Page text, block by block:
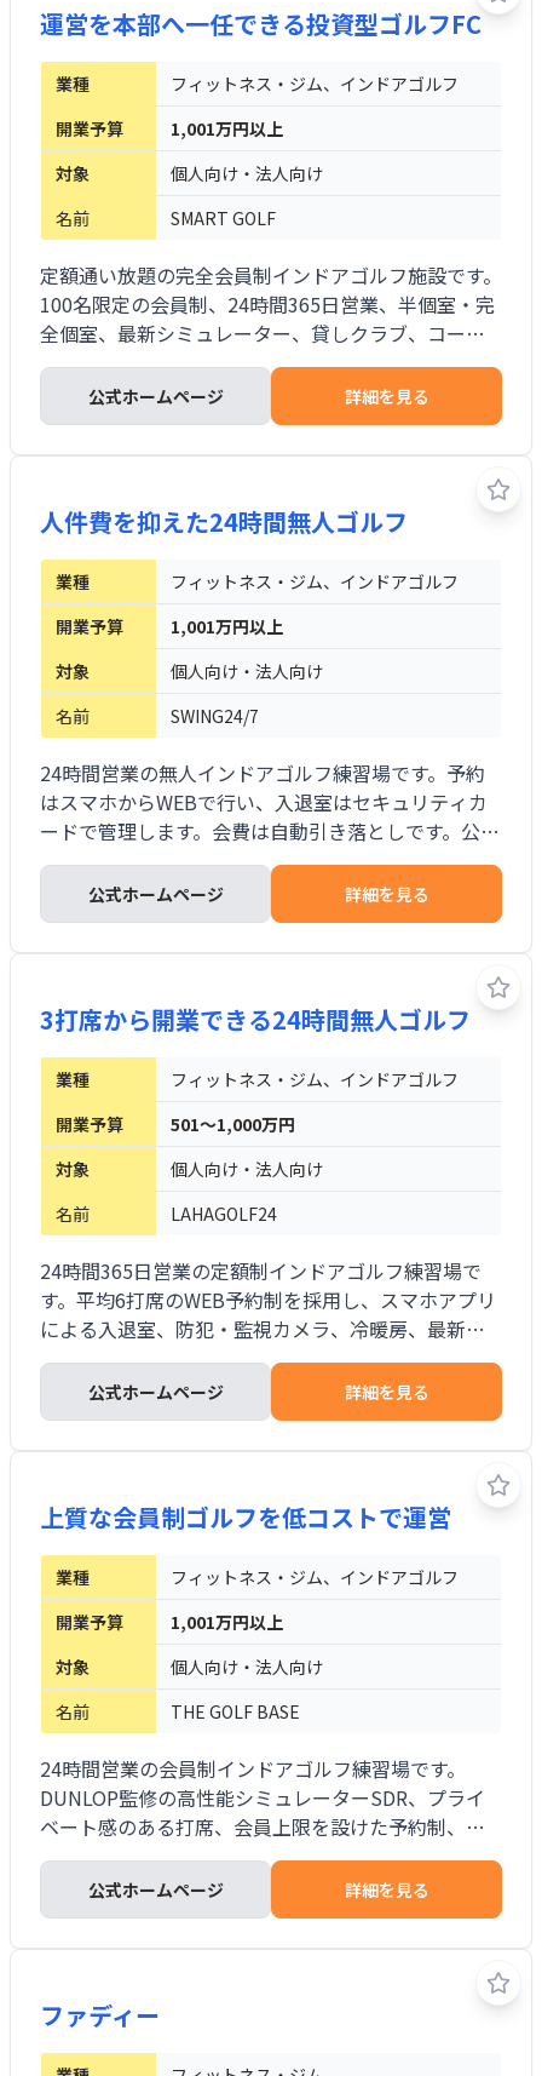
運営を本部へ一任できる投資型ゴルフFC
業種
フィットネス・ジム、インドアゴルフ
開業予算
1,001万円以上
対象
個人向け・法人向け
名前
SMART GOLF
定額通い放題の完全会員制インドアゴルフ施設です。
100名限定の会員制、24時間365日営業、半個室・完
全個室、最新シミュレーター、貸しクラブ、コーチ
とのマッチングを提供します。FCオーナーは店舗設
営、無料体験、問い合わせ対応、清掃、メンテナン
ス、顧客管理を本部へ委託できます。所有物件だけで
なく、本部が紹介する物件でも出店できます。 設備
メンテナンスとトラブル対応も本部へ委託できます。
公式ホームページ 詳細を見る
人件費を抑えた24時間無人ゴルフ
業種
フィットネス・ジム、インドアゴルフ
開業予算
1,001万円以上
対象
個人向け・法人向け
名前
SWING24/7
24時間営業の無人インドアゴルフ練習場です。予約
はスマホからWEBで行い、入退室はセキュリティカ
ードで管理します。会費は自動引き落としです。公式
モデルはゴルフシミュレーター3台を設置し、月会費
11,000円（税込）以上を地域別に設定します。受付
業務と常駐スタッフを不要とし、オーナーの出動は
月2日、1日2〜3時間をモデルとしています。防犯カ
にも対応します。
公式ホームページ 詳細を見る
3打席から開業できる24時間無人ゴルフ
業種
フィットネス・ジム、インドアゴルフ
開業予算
501～1,000万円
対象
個人向け・法人向け
名前
LAHAGOLF24
24時間365日営業の定額制インドアゴルフ練習場で
す。平均6打席のWEB予約制を採用し、スマホアプリ
による入退室、防犯・監視カメラ、冷暖房、最新シ
ミュレーターを備えます。月額8,900円（税込9,790
円）からの通い放題、同伴者1名無料、提携インスト
ラクターのマンツーマンレッスンを提供します。3打
席から出店でき、オリジナルシミュレーターも導入
公式ホームページ 詳細を見る
上質な会員制ゴルフを低コストで運営
業種
フィットネス・ジム、インドアゴルフ
開業予算
1,001万円以上
対象
個人向け・法人向け
名前
THE GOLF BASE
24時間営業の会員制インドアゴルフ練習場です。
DUNLOP監修の高性能シミュレーターSDR、プライ
ベート感のある打席、会員上限を設けた予約制、複
数の月額プランを提供します。スマホアプリまたはIC
カードで入退室でき、ほぼ無人で運営できます。開店
後の主な業務は体験・入会対応、清掃、メンテナン
スです。専用ヘルプセンターが入会、機器操作、トラ
入れによる物販も実施できます。
公式ホームページ 詳細を見る
ファディー